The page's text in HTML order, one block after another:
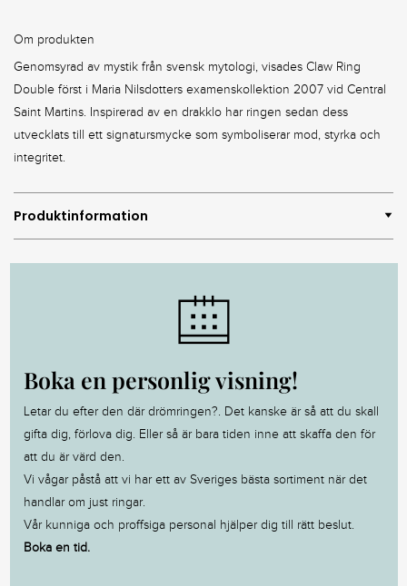
Om produkten
Genomsyrad av mystik från svensk mytologi, visades Claw Ring
Double först i Maria Nilsdotters examenskollektion 2007 vid Central
Saint Martins. Inspirerad av en drakklo har ringen sedan dess
utvecklats till ett signatursmycke som symboliserar mod, styrka och
integritet.
Produktinformation
Boka en personlig visning!
Letar du efter den där drömringen?. Det kanske är så att du skall
gifta dig, förlova dig. Eller så är bara tiden inne att skaffa den för
att du är värd den.
Vi vågar påstå att vi har ett av Sveriges bästa sortiment när det
handlar om just ringar.
Vår kunniga och proffsiga personal hjälper dig till rätt beslut.
Boka en tid.